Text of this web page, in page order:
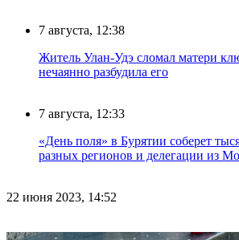
7 августа, 12:38
Житель Улан-Удэ сломал матери
нечаянно разбудила его
7 августа, 12:33
«День поля» в Бурятии соберет
разных регионов и делегации из
22 июня 2023, 14:52